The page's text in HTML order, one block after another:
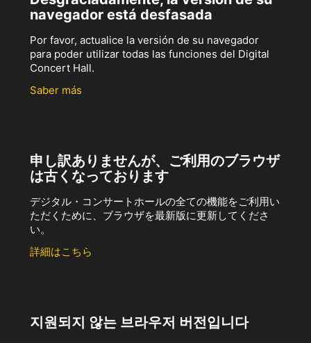
navegador está desfasada
Por favor, actualice la versión de su navegador
para poder utilizar todas las funciones del Digital
Concert Hall.
Saber más
申し訳ありませんが、ご利用のブラウザ
は古くなっております
デジタル・コンサートホールの全ての機能をご利用い
ただくために、ブラウザを最新版に更新してくださ
い。
詳細はこちら
지원되지 않는 브라우저 버전입니다